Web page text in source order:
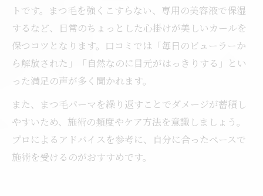
トです。まつ毛を強くこすらない、専用の美容液で保湿
するなど、日常のちょっとした心掛けが美しいカールを
保つコツとなります。口コミでは「毎日のビューラーか
ら解放された」「自然なのに目元がはっきりする」とい
った満足の声が多く聞かれます。
また、まつ毛パーマを繰り返すことでダメージが蓄積し
やすいため、施術の頻度やケア方法を意識しましょう。
プロによるアドバイスを参考に、自分に合ったペースで
施術を受けるのがおすすめです。